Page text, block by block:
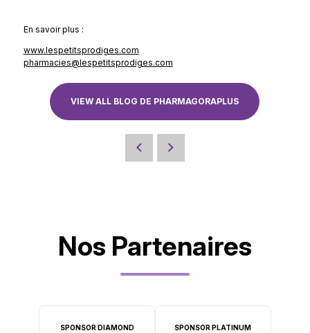
En savoir plus :
www.lespetitsprodiges.com
pharmacies@lespetitsprodiges.com
VIEW ALL BLOG DE PHARMAGORAPLUS
Nos Partenaires
SPONSOR DIAMOND SPONSOR PLATINUM